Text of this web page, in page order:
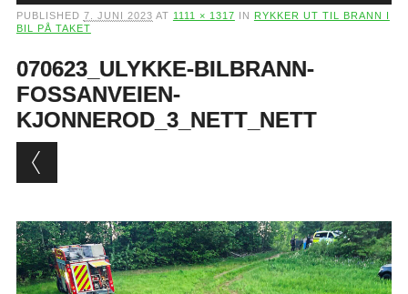
PUBLISHED 7. JUNI 2023 AT 1111 × 1317 IN
RYKKER UT TIL BRANN I
BIL PÅ TAKET
070623_ULYKKE-BILBRANN-
FOSSANVEIEN-
KJONNEROD_3_NETT_NETT